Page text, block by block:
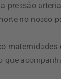
pressão
no nosso
maternidades
que